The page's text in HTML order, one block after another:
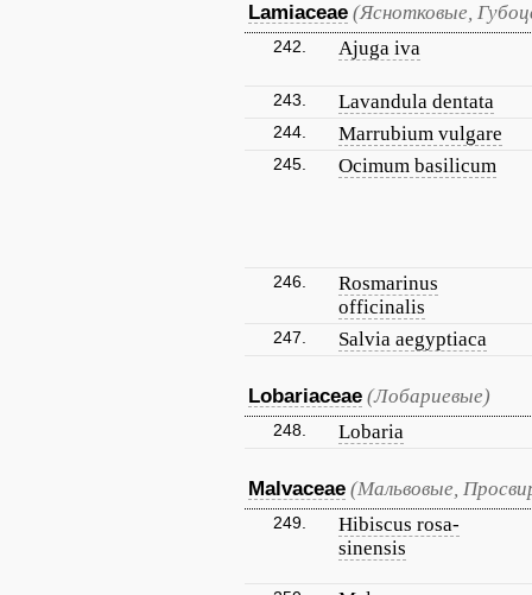
Lamiaceae (Яснотковые,
242. Ajuga iva
243. Lavandula dentata
244. Marrubium vulgare
245. Ocimum basilicum
246.
Rosmarinus
officinalis
247. Salvia aegyptiaca
Lobariaceae (Лобариевые)
248. Lobaria
Malvaceae (Мальвовые,
249.
Hibiscus rosa-
sinensis